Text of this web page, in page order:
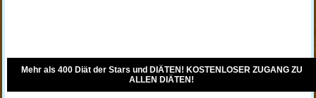
Mehr als 400 Diät der Stars und DIÄTEN! KOSTENLOSER ZUGANG ZU
ALLEN DIÄTEN!